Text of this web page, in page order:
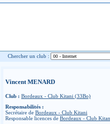
Chercher un club :
Vincent MENARD
Club : Bordeaux - Club Kitani (33Bo)
Responsabilités :
Secrétaire de Bordeaux - Club Kitani
Responsable licences de Bordeaux - Club